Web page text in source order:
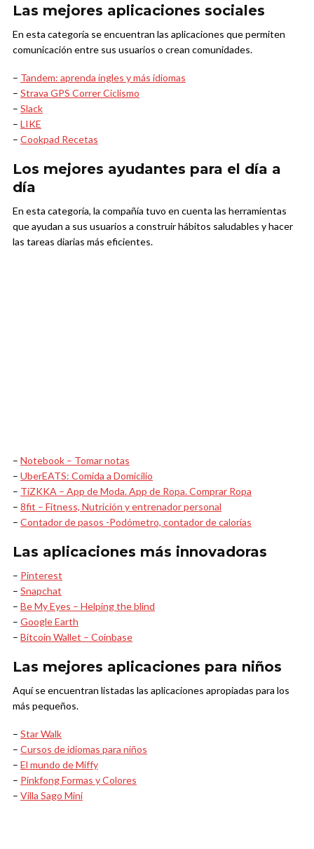
Las mejores aplicaciones sociales
En esta categoría se encuentran las aplicaciones que permiten
comunicación entre sus usuarios o crean comunidades.
– Tandem: aprenda ingles y más idiomas
– Strava GPS Correr Ciclismo
– Slack
– LIKE
– Cookpad Recetas
Los mejores ayudantes para el día a
día
En esta categoría, la compañía tuvo en cuenta las herramientas
que ayudan a sus usuarios a construir hábitos saludables y hacer
las tareas diarias más eficientes.
– Notebook – Tomar notas
– UberEATS: Comida a Domicilio
– TiZKKA – App de Moda. App de Ropa. Comprar Ropa
– 8fit – Fitness, Nutrición y entrenador personal
– Contador de pasos -Podómetro, contador de calorías
Las aplicaciones más innovadoras
– Pinterest
– Snapchat
– Be My Eyes – Helping the blind
– Google Earth
– Bitcoin Wallet – Coinbase
Las mejores aplicaciones para niños
Aquí se encuentran listadas las aplicaciones apropiadas para los
más pequeños.
– Star Walk
– Cursos de idiomas para niños
– El mundo de Miffy
– Pinkfong Formas y Colores
– Villa Sago Mini